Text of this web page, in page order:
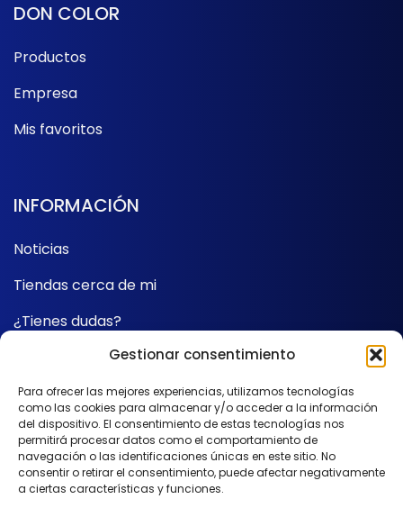
Gestionar consentimiento
Para ofrecer las mejores experiencias, utilizamos tecnologías
como las cookies para almacenar y/o acceder a la información
del dispositivo. El consentimiento de estas tecnologías nos
permitirá procesar datos como el comportamiento de
navegación o las identificaciones únicas en este sitio. No
consentir o retirar el consentimiento, puede afectar negativamente
a ciertas características y funciones.
DON COLOR
Productos
Empresa
Mis favoritos
INFORMACIÓN
Noticias
Tiendas cerca de mi
¿Tienes dudas?
SÍGUENOS